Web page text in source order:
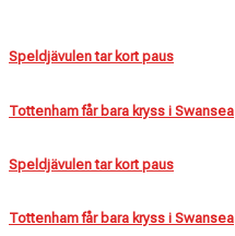
Speldjävulen tar kort paus
Tottenham får bara kryss i Swansea
Speldjävulen tar kort paus
Tottenham får bara kryss i Swansea